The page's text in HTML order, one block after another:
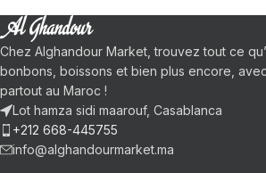
Chez Alghandour Market, trouvez tout ce
bonbons, boissons et bien plus encore,
partout au Maroc !
Lot hamza sidi maarouf, Casablanca
+212 668-445755
info@alghandourmarket.ma